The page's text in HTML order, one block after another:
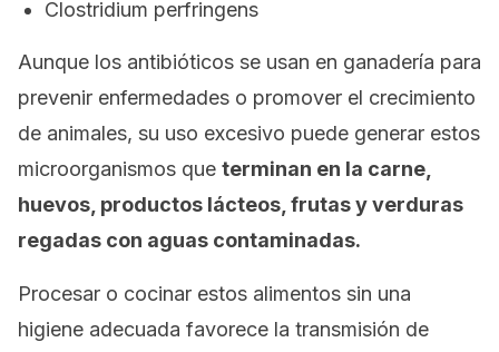
Clostridium perfringens
Aunque los antibióticos se usan en ganadería para
prevenir enfermedades o promover el crecimiento
de animales, su uso excesivo puede generar estos
microorganismos que terminan en la carne,
huevos, productos lácteos, frutas y verduras
regadas con aguas contaminadas.
Procesar o cocinar estos alimentos sin una
higiene adecuada favorece la transmisión de